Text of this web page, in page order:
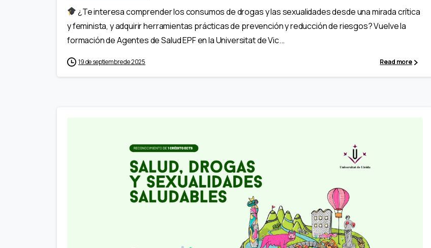
¿Te interesa comprender los consumos de drogas y las sexualidades desde una mirada crítica
y feminista, y adquirir herramientas prácticas de prevención y reducción de riesgos? Vuelve la
formación de Agentes de Salud EPF en la Universitat de Vic...
19 de septiembre de 2025 Read more